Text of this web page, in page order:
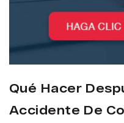
Qué Hacer
Accidente De